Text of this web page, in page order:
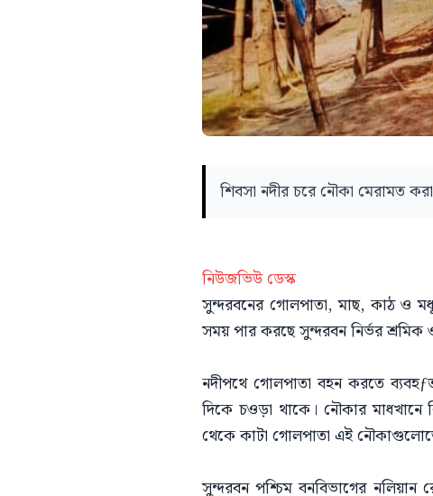
শিবসা নদীর চরে নৌকা মেরামত
নিউজভিউ ডেস্ক
সুন্দরবনের গোলপাতা, মাছ, কাঠ ও
সময় পার করছে সুন্দরবন নির্ভর শ্রমিক
নদীপথে গোলপাতা বহন করতে
দিকে চওড়া থাকে। নৌকার
থেকে কাটা গোলপাতা এই
সুন্দরবন পশ্চিম বনবিভাগের নলিয়ান